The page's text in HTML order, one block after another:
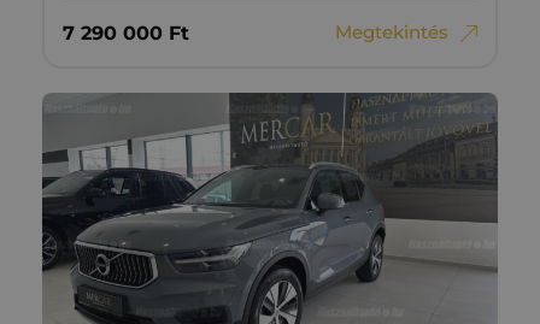
7‏‏‎ ‎290‏‏‎ ‎000 Ft Megtekintés